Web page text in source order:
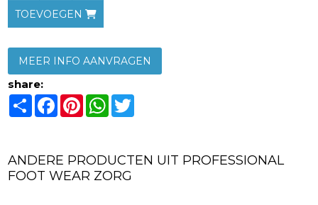
TOEVOEGEN
MEER INFO AANVRAGEN
share:
ShareFacebook
PinterestWhatsApp
ANDERE PRODUCTEN UIT PROFESSIONAL
FOOT WEAR ZORG